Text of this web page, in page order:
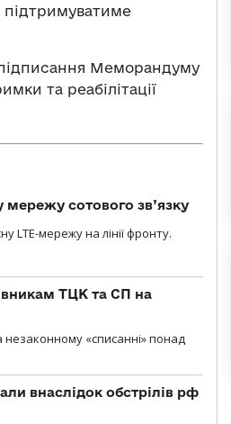
підписання Меморандуму
та реабілітації
сотового зв’язку
LTE-мережу на лінії фронту.
ТЦК та СП на
«списанні» понад
внаслідок обстрілів рф